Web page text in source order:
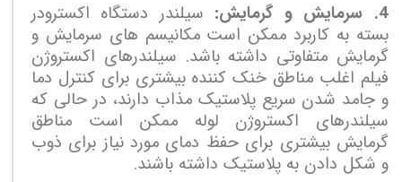
4. سرمایش و گرمایش:
سیلندر دستگاه اکسترودر
بسته به کاربرد ممکن است مکانیسم های سرمایش و
گرمایش متفاوتی داشته باشد. سیلندرهای اکستروژن
فیلم اغلب مناطق خنک کننده بیشتری برای کنترل دما
و جامد شدن سریع پلاستیک مذاب دارند، در حالی که
سیلندرهای اکستروژن لوله ممکن است مناطق
گرمایش بیشتری برای حفظ دمای مورد نیاز برای ذوب
و شکل دادن به پلاستیک داشته باشند.